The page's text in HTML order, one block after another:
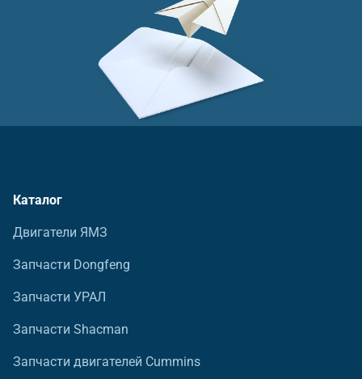
Каталог
Двигатели ЯМЗ
Запчасти Dongfeng
Запчасти УРАЛ
Запчасти Shacman
Запчасти двигателей Cummins